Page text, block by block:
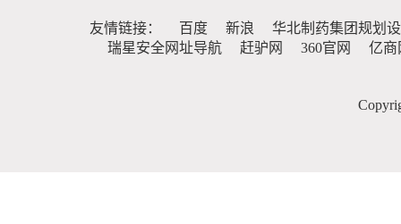
友情链接： 百度 新浪
华北制药集团规划
瑞星安全网址导航
赶驴网 360官网 亿商